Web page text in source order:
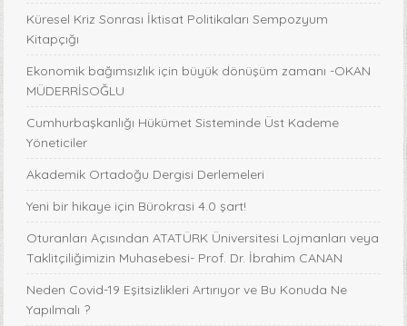
Küresel Kriz Sonrası İktisat Politikaları Sempozyum
Kitapçığı
Ekonomik bağımsızlık için büyük dönüşüm zamanı -OKAN
MÜDERRİSOĞLU
Cumhurbaşkanlığı Hükümet Sisteminde Üst Kademe
Yöneticiler
Akademik Ortadoğu Dergisi Derlemeleri
Yeni bir hikaye için Bürokrasi 4.0 şart!
Oturanları Açısından ATATÜRK Üniversitesi Lojmanları veya
Taklitçiliğimizin Muhasebesi- Prof. Dr. İbrahim CANAN
Neden Covid-19 Eşitsizlikleri Artırıyor ve Bu Konuda Ne
Yapılmalı ?